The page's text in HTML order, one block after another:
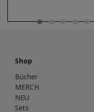
Shop
Bücher
MERCH
NEU
Sets